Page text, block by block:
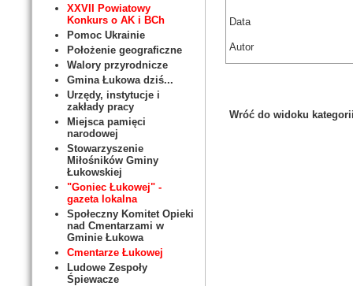
XXVII Powiatowy
Konkurs o AK i BCh
Pomoc Ukrainie
Położenie geograficzne
Walory przyrodnicze
Gmina Łukowa dziś...
Urzędy, instytucje i
zakłady pracy
Miejsca pamięci
narodowej
Stowarzyszenie
Miłośników Gminy
Łukowskiej
"Goniec Łukowej" -
gazeta lokalna
Społeczny Komitet Opieki
nad Cmentarzami w
Gminie Łukowa
Cmentarze Łukowej
Ludowe Zespoły
Śpiewacze
Data
Autor
Wróć do widoku